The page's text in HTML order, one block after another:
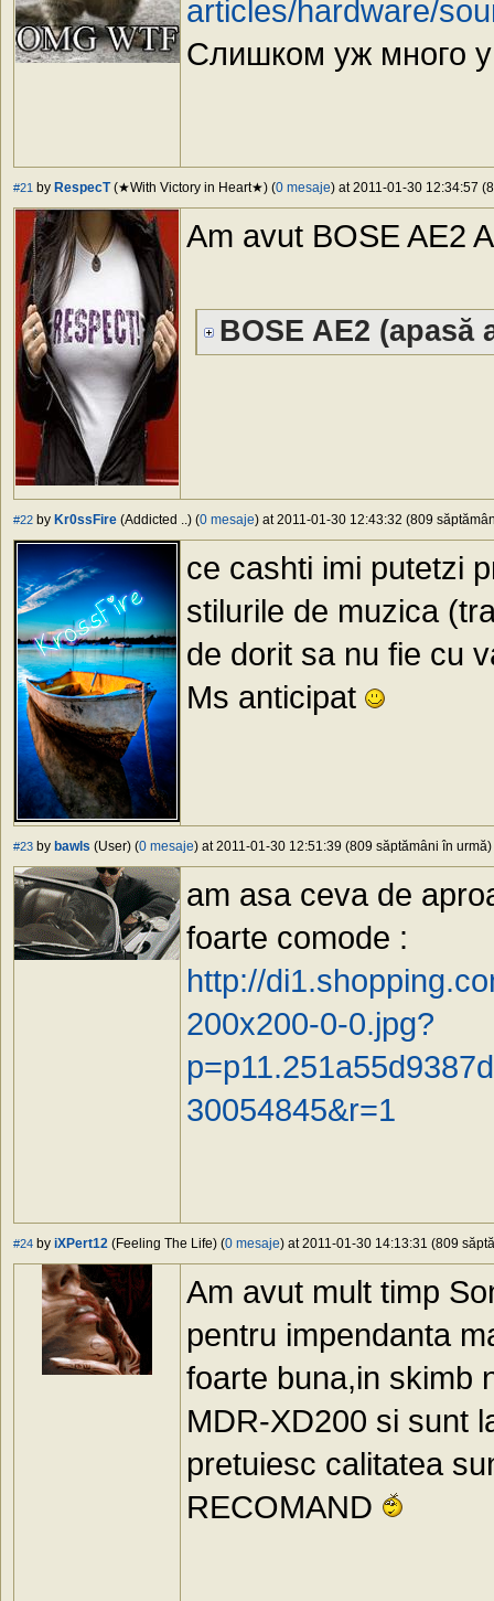
articles/hardware/
Слишком уж много у
#21 by RespecT(★With Victory in Heart★) (0 mesaje) at 2011-01-30 12:34:57
Am avut BOSE AE2
BOSE AE2 (apasă
#22 by Kr0ssFire (Addicted ..) (0 mesaje) at 2011-01-30 12:43:32 (809
ce cashti imi putetzi
stilurile de muzica
de dorit sa nu fie cu
Ms anticipat
#23 by bawls (User) (0 mesaje) at 2011-01-30 12:51:39 (809 săptămâni în urmă)
am asa ceva de
foarte comode :
http://
200x200-0-0.jpg?
30054845&r=1
#24 by iXPert12 (Feeling The Life) (0 mesaje) at 2011-01-30 14:13:31 (809
Am avut mult timp
pentru impendanta
foarte buna,in skimb
MDR-XD200 si sunt
pretuiesc calitatea
RECOMAND